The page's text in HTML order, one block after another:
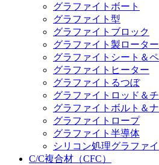
グラファイトボート
グラファイト型
グラファイトブロック
グラファイト製ロータ
グラファイトシート＆
グラファイトヒーター
グラファイトるつぼ
グラファイトロッド＆
グラファイトボルト＆ナ
グラファイトロープ
グラファイト半導体
シリコン処理グラファイ
C/C複合材（CFC）